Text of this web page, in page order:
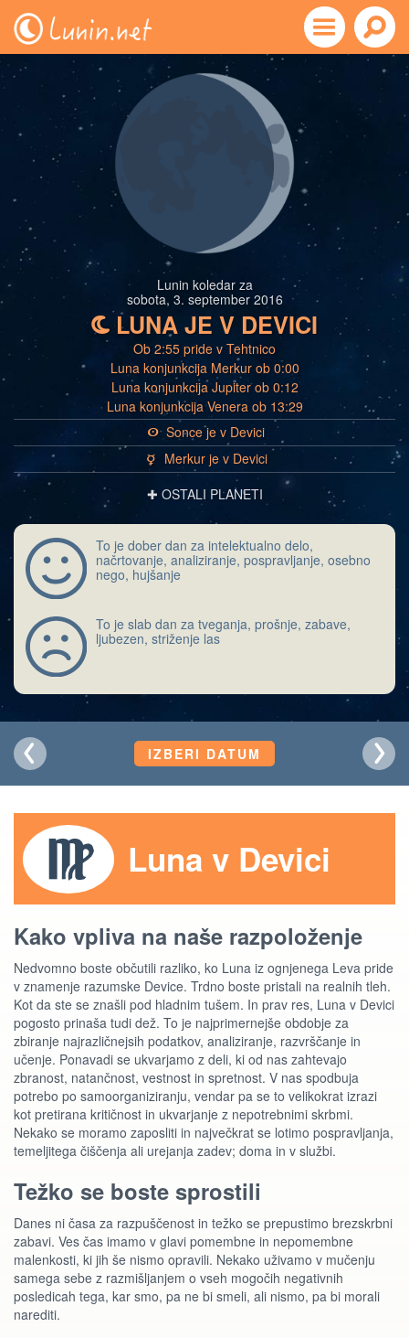
Lunin koledar za
sobota, 3. september 2016
bLUNA JE V DEVICI
Ob 2:55 pride v Tehtnico
Luna konjunkcija Merkur ob 0:00
Luna konjunkcija Jupiter ob 0:12
Luna konjunkcija Venera ob 13:29
a Sonce je v Devici
c
Merkur je v Devici
✚ OSTALI PLANETI
To je dober dan za intelektualno delo,
načrtovanje, analiziranje, pospravljanje, osebno
nego, hujšanje
To je slab dan za tveganja, prošnje, zabave,
ljubezen, striženje las
IZBERI DATUM
Luna v Devici
Kako vpliva na naše razpoloženje
Nedvomno boste občutili razliko, ko Luna iz ognjenega Leva pride
v znamenje razumske Device. Trdno boste pristali na realnih tleh.
Kot da ste se znašli pod hladnim tušem. In prav res, Luna v Devici
pogosto prinaša tudi dež. To je najprimernejše obdobje za
zbiranje najrazličnejsih podatkov, analiziranje, razvrščanje in
učenje. Ponavadi se ukvarjamo z deli, ki od nas zahtevajo
zbranost, natančnost, vestnost in spretnost. V nas spodbuja
potrebo po samoorganiziranju, vendar pa se to velikokrat izrazi
kot pretirana kritičnost in ukvarjanje z nepotrebnimi skrbmi.
Nekako se moramo zaposliti in največkrat se lotimo pospravljanja,
temeljitega čiščenja ali urejanja zadev; doma in v službi.
Težko se boste sprostili
Danes ni časa za razpuščenost in težko se prepustimo brezskrbni
zabavi. Ves čas imamo v glavi pomembne in nepomembne
malenkosti, ki jih še nismo opravili. Nekako uživamo v mučenju
samega sebe z razmišljanjem o vseh mogočih negativnih
posledicah tega, kar smo, pa ne bi smeli, ali nismo, pa bi morali
narediti.